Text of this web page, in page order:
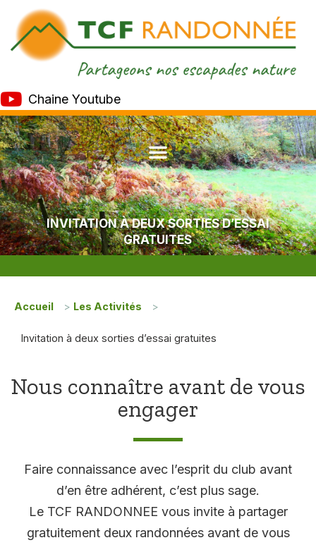
Chaine Youtube
INVITATION À DEUX SORTIES D’ESSAI
GRATUITES
Accueil > Les Activités >
Invitation à deux sorties d’essai gratuites
Nous connaître avant de vous
engager
Faire connaissance avec l’esprit du club avant
d’en être adhérent, c’est plus sage.
Le TCF RANDONNEE vous invite à partager
gratuitement deux randonnées avant de vous